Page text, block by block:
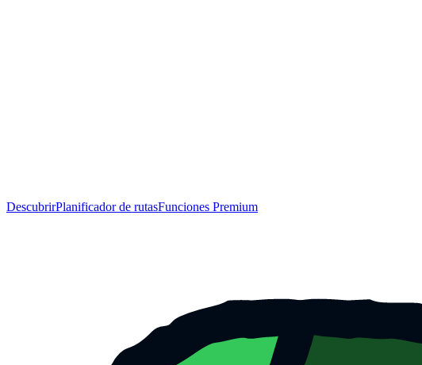
DescubrirPlanificador de rutasFunciones Premium